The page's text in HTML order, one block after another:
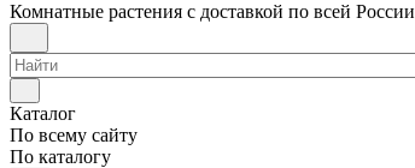
Комнатные растения с доставкой по всей России
Каталог
По всему сайту
По каталогу